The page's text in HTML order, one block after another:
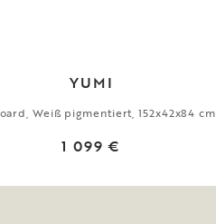
YUMI
Weiß pigmentiert, 152x42x84 cm
1 099 €